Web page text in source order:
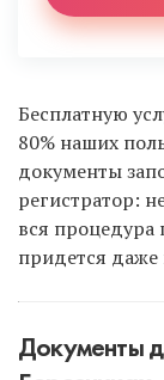
Бесплатную
80% наших
документы
регистратор:
вся
придется
Документы